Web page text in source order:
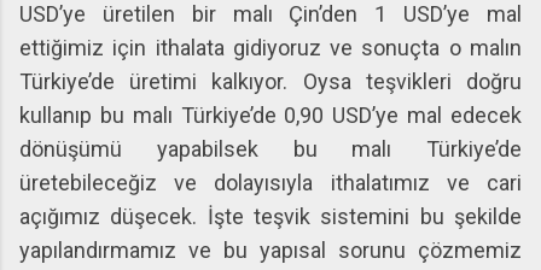
USD’ye üretilen bir malı Çin’den 1 USD’ye mal
ettiğimiz için ithalata gidiyoruz ve sonuçta o malın
Türkiye’de üretimi kalkıyor. Oysa teşvikleri doğru
kullanıp bu malı Türkiye’de 0,90 USD’ye mal edecek
dönüşümü yapabilsek bu malı Türkiye’de
üretebileceğiz ve dolayısıyla ithalatımız ve cari
açığımız düşecek. İşte teşvik sistemini bu şekilde
yapılandırmamız ve bu yapısal sorunu çözmemiz